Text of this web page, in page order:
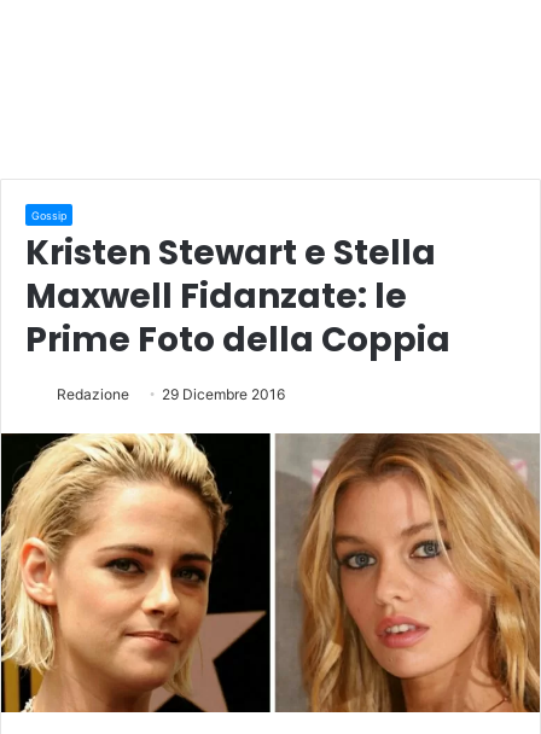
Gossip
Kristen Stewart e Stella
Maxwell Fidanzate: le
Prime Foto della Coppia
Redazione 29 Dicembre 2016